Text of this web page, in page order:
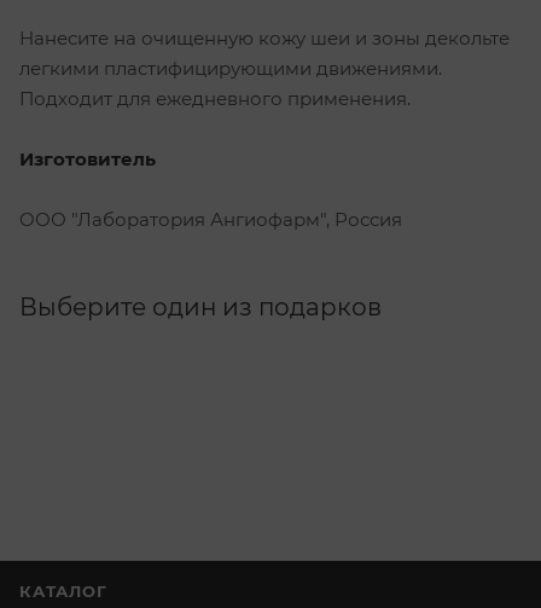
Нанесите на очищенную кожу шеи и зоны декольте
легкими пластифицирующими движениями.
Подходит для ежедневного применения.
Изготовитель
ООО "Лаборатория Ангиофарм", Россия
Выберите один из подарков
КАТАЛОГ